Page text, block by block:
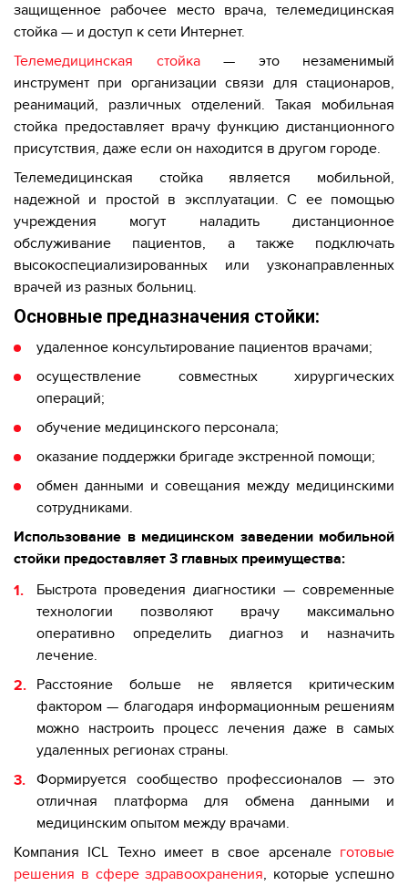
защищенное рабочее место врача, телемедицинская
стойка — и доступ к сети Интернет.
Телемедицинская стойка— это незаменимый
инструмент при организации связи для стационаров,
реанимаций, различных отделений. Такая мобильная
стойка предоставляет врачу функцию дистанционного
присутствия, даже если он находится в другом городе.
Телемедицинская стойка является мобильной,
надежной и простой в эксплуатации. С ее помощью
учреждения могут наладить дистанционное
обслуживание пациентов, а также подключать
высокоспециализированных или узконаправленных
врачей из разных больниц.
Основные предназначения стойки:
удаленное консультирование пациентов врачами;
осуществление совместных хирургических
операций;
обучение медицинского персонала;
оказание поддержки бригаде экстренной помощи;
обмен данными и совещания между медицинскими
сотрудниками.
Использование в медицинском заведении мобильной
стойки предоставляет 3 главных преимущества:
Быстрота проведения диагностики — современные
технологии позволяют врачу максимально
оперативно определить диагноз и назначить
лечение.
Расстояние больше не является критическим
фактором — благодаря информационным решениям
можно настроить процесс лечения даже в самых
удаленных регионах страны.
Формируется сообщество профессионалов — это
отличная платформа для обмена данными и
медицинским опытом между врачами.
Компания ICL Техно имеет в свое арсенале готовые
решения в сфере здравоохранения, которые успешно